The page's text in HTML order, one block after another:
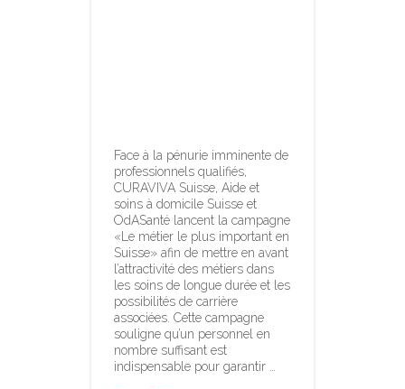
Face à la pénurie imminente de
professionnels qualifiés,
CURAVIVA Suisse, Aide et
soins à domicile Suisse et
OdASanté lancent la campagne
«Le métier le plus important en
Suisse» afin de mettre en avant
l’attractivité des métiers dans
les soins de longue durée et les
possibilités de carrière
associées. Cette campagne
souligne qu’un personnel en
nombre suffisant est
indispensable pour garantir …